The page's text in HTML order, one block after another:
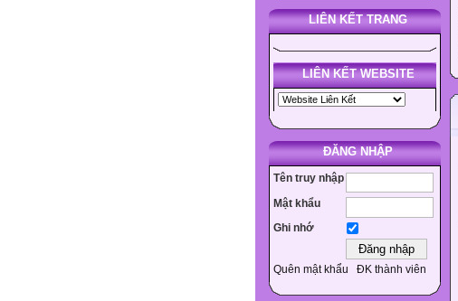
LIÊN KẾT TRANG
LIÊN KẾT WEBSITE
ĐĂNG NHẬP
Tên truy nhập
Mật khẩu
Ghi nhớ
Quên mật khẩu ĐK thành viên